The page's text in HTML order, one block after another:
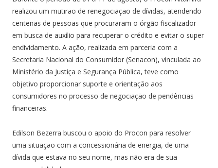
realizou um mutirão de renegociação de dívidas, atendendo
centenas de pessoas que procuraram o órgão fiscalizador
em busca de auxílio para recuperar o crédito e evitar o super
endividamento. A ação, realizada em parceria com a
Secretaria Nacional do Consumidor (Senacon), vinculada ao
Ministério da Justiça e Segurança Pública, teve como
objetivo proporcionar suporte e orientação aos
consumidores no processo de negociação de pendências
financeiras.
Edilson Bezerra buscou o apoio do Procon para resolver
uma situação com a concessionária de energia, de uma
dívida que estava no seu nome, mas não era de sua